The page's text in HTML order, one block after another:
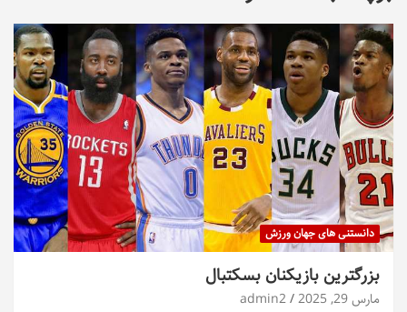
دانستنی های جهان ورزش
بزرگترین بازیکنان بسکتبال
مارس 29, 2025 admin2